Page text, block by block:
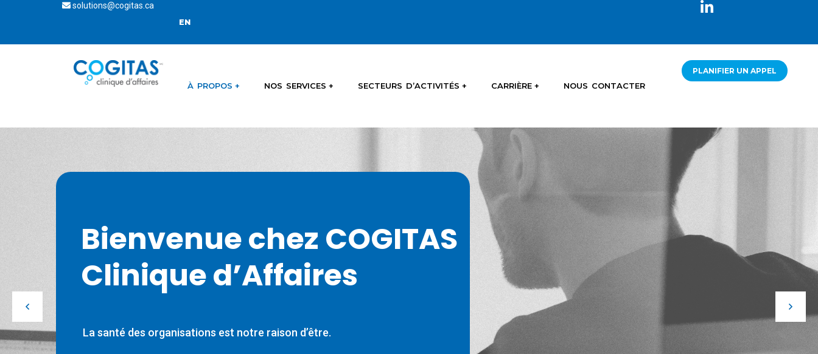
solutions@cogitas.ca
EN
À PROPOS NOS SERVICES SECTEURS D’ACTIVITÉS CARRIÈRE NOUS CONTACTER
PLANIFIER UN APPEL
La santé des organisations est notre raison d’être.
Bienvenue chez COGITAS
Clinique d’Affaires